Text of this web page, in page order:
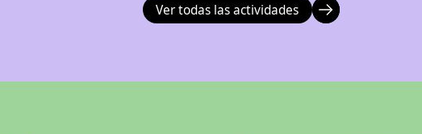
Ver todas las actividades